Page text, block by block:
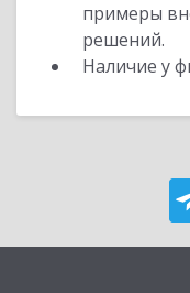
примеры
решений.
Наличие у